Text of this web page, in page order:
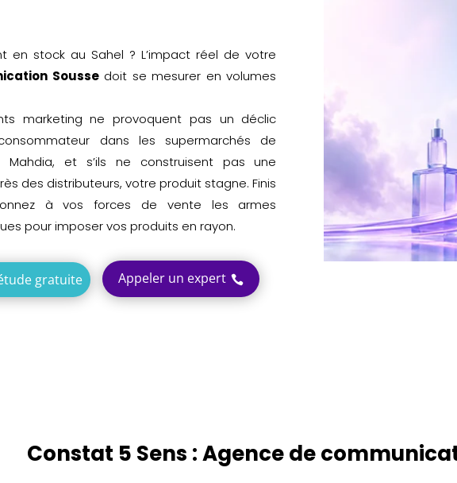
en stock au Sahel ? L’impact réel de votre
Soussedoit se mesurer en volumes
marketing ne provoquent pas un déclic
dans les supermarchés de
Mahdia, et s’ils ne construisent pas une
des distributeurs, votre produit stagne. Finis
à vos forces de vente les armes
pour imposer vos produits en rayon.
gratuite Appeler un expert
Constat 5 Sens : Agence de